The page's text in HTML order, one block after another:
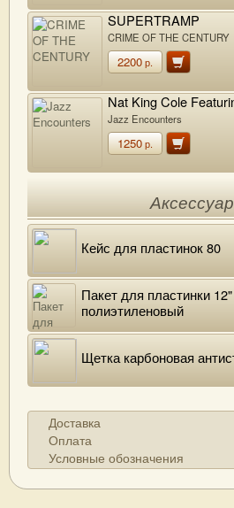
SUPERTRAMP
CRIME OF THE CENTURY
2200р.
Nat King Cole
Stafford, Woody
Jazz Encounters
1250р.
Кейс для пластинок 80
Пакет для пластинки
полиэтиленовый
Щетка карбоновая
Доставка
Оплата
Условные обозначения